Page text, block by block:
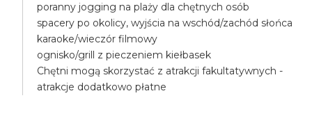
poranny jogging na plaży dla chętnych osób
spacery po okolicy, wyjścia na wschód/zachód słońca
karaoke/wieczór filmowy
ognisko/grill z pieczeniem kiełbasek
Chętni mogą skorzystać z atrakcji fakultatywnych -
atrakcje dodatkowo płatne